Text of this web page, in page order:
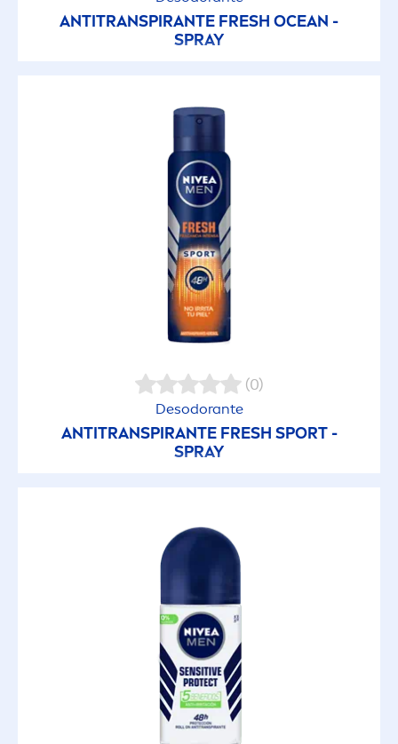
ANTITRANSPIRANTE FRESH OCEAN -
SPRAY
(0)
Desodorante
ANTITRANSPIRANTE FRESH SPORT -
SPRAY